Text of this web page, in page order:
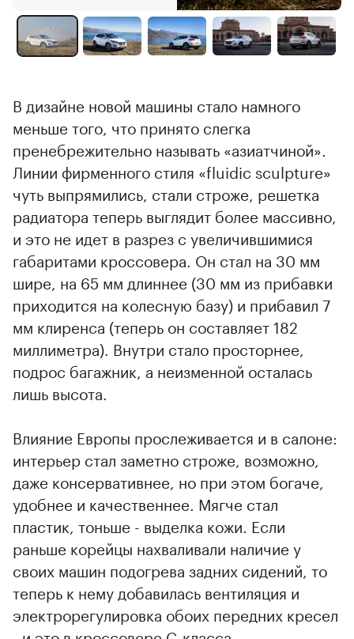
В дизайне новой машины стало намного
меньше того, что принято слегка
пренебрежительно называть «азиатчиной».
Линии фирменного стиля «fluidic sculpture»
чуть выпрямились, стали строже, решетка
радиатора теперь выглядит более массивно,
и это не идет в разрез с увеличившимися
габаритами кроссовера. Он стал на 30 мм
шире, на 65 мм длиннее (30 мм из прибавки
приходится на колесную базу) и прибавил 7
мм клиренса (теперь он составляет 182
миллиметра). Внутри стало просторнее,
подрос багажник, а неизменной осталась
лишь высота.
Влияние Европы прослеживается и в салоне:
интерьер стал заметно строже, возможно,
даже консервативнее, но при этом богаче,
удобнее и качественнее. Мягче стал
пластик, тоньше - выделка кожи. Если
раньше корейцы нахваливали наличие у
своих машин подогрева задних сидений, то
теперь к нему добавилась вентиляция и
электрорегулировка обоих передних кресел